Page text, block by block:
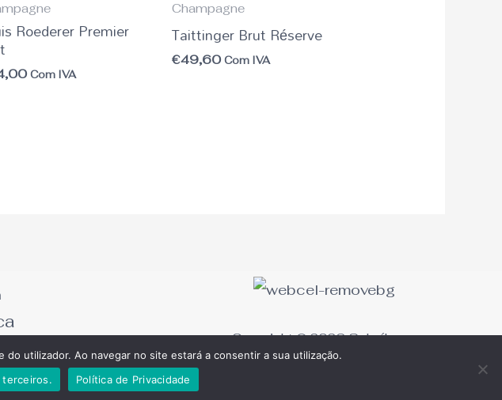
Roederer Premier
Com IVA
Champagne
Taittinger Brut Réserve
€49,60 Com IVA
nacional»
Copyright © 2026 Salgáboca
utilizador. Ao navegar no site estará a consentir a sua utilização.
terceiros. Política de Privacidade